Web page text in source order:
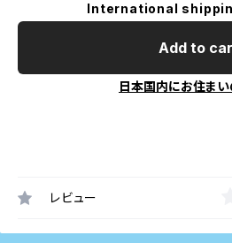
International
Add to
日本国内にお住ま
レビュー